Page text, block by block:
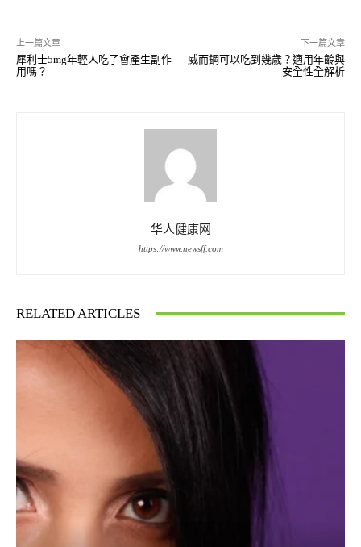
上一篇文章
犀利士5mg年輕人吃了會產生副作
用嗎？
下一篇文章
威而鋼可以吃到幾歲？適用年齡與
安全性全解析
华人健康网
https://www.newsff.com
RELATED ARTICLES